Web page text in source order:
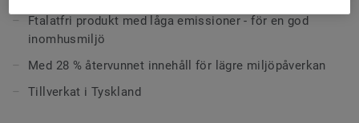
Ftalatfri produkt med låga emissioner - för en god
inomhusmiljö
Med 28 % återvunnet innehåll för lägre miljöpåverkan
Tillverkat i Tyskland